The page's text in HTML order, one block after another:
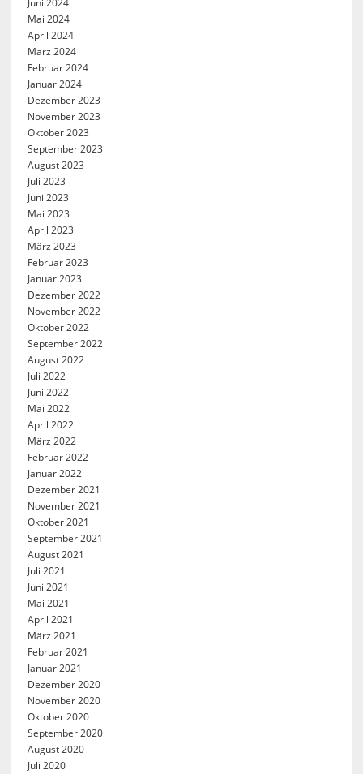
Juni 2024
Mai 2024
April 2024
März 2024
Februar 2024
Januar 2024
Dezember 2023
November 2023
Oktober 2023
September 2023
August 2023
Juli 2023
Juni 2023
Mai 2023
April 2023
März 2023
Februar 2023
Januar 2023
Dezember 2022
November 2022
Oktober 2022
September 2022
August 2022
Juli 2022
Juni 2022
Mai 2022
April 2022
März 2022
Februar 2022
Januar 2022
Dezember 2021
November 2021
Oktober 2021
September 2021
August 2021
Juli 2021
Juni 2021
Mai 2021
April 2021
März 2021
Februar 2021
Januar 2021
Dezember 2020
November 2020
Oktober 2020
September 2020
August 2020
Juli 2020